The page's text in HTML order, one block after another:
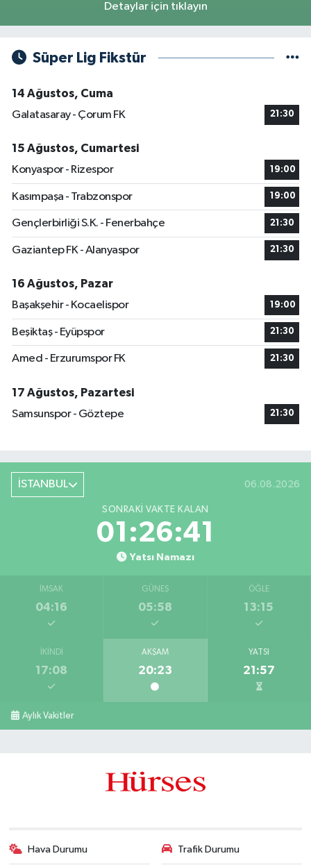
Detaylar için tıklayın
Süper Lig Fikstür
14 Ağustos, Cuma
Galatasaray - Çorum FK
21:30
15 Ağustos, Cumartesi
Konyaspor - Rizespor
19:00
Kasımpaşa - Trabzonspor 19:00
Gençlerbirliği S.K. - Fenerbahçe 21:30
Gaziantep FK - Alanyaspor 21:30
16 Ağustos, Pazar
Başakşehir - Kocaelispor
19:00
Beşiktaş - Eyüpspor 21:30
Amed - Erzurumspor FK 21:30
17 Ağustos, Pazartesi
Samsunspor - Göztepe
21:30
İSTANBUL 06.08.2026
SONRAKI VAKTE KALAN
01:26:41
Yatsı Namazı
İMSAK
04:16
GÜNEŞ
05:58
ÖĞLE
13:15
İKINDI
17:08
AKŞAM
20:23
YATSI
21:57
Aylık Vakitler
Hava Durumu Trafik Durumu